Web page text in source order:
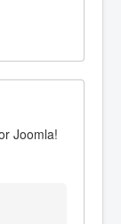
Joomla!